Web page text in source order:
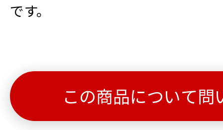
です。
この商品について問